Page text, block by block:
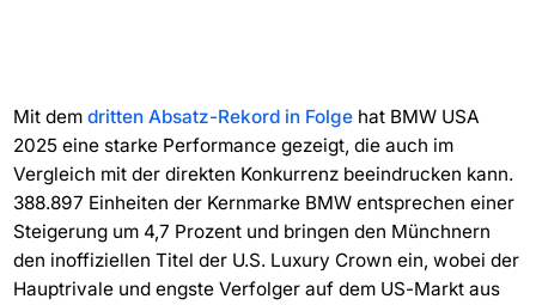
Mit dem dritten Absatz-Rekord in Folgehat BMW USA
2025 eine starke Performance gezeigt, die auch im
Vergleich mit der direkten Konkurrenz beeindrucken kann.
388.897 Einheiten der Kernmarke BMW entsprechen einer
Steigerung um 4,7 Prozent und bringen den Münchnern
den inoffiziellen Titel der U.S. Luxury Crown ein, wobei der
Hauptrivale und engste Verfolger auf dem US-Markt aus